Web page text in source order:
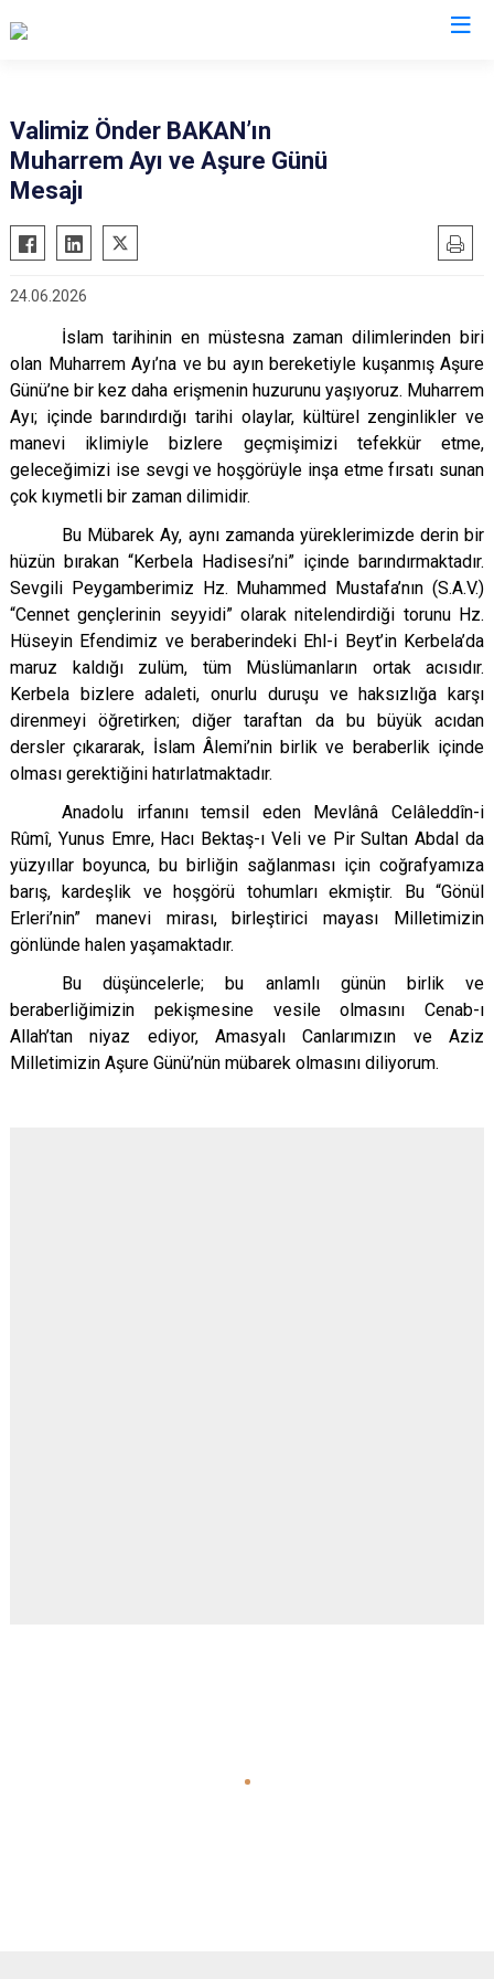
Valimiz Önder BAKAN’ın
Muharrem Ayı ve Aşure Günü
Mesajı
24.06.2026
İslam tarihinin en müstesna zaman dilimlerinden biri
olan Muharrem Ayı’na ve bu ayın bereketiyle kuşanmış Aşure
Günü’ne bir kez daha erişmenin huzurunu yaşıyoruz. Muharrem
Ayı; içinde barındırdığı tarihi olaylar, kültürel zenginlikler ve
manevi iklimiyle bizlere geçmişimizi tefekkür etme,
geleceğimizi ise sevgi ve hoşgörüyle inşa etme fırsatı sunan
çok kıymetli bir zaman dilimidir.
Bu Mübarek Ay, aynı zamanda yüreklerimizde derin bir
hüzün bırakan “Kerbela Hadisesi’ni” içinde barındırmaktadır.
Sevgili Peygamberimiz Hz. Muhammed Mustafa’nın (S.A.V.)
“Cennet gençlerinin seyyidi” olarak nitelendirdiği torunu Hz.
Hüseyin Efendimiz ve beraberindeki Ehl-i Beyt’in Kerbela’da
maruz kaldığı zulüm, tüm Müslümanların ortak acısıdır.
Kerbela bizlere adaleti, onurlu duruşu ve haksızlığa karşı
direnmeyi öğretirken; diğer taraftan da bu büyük acıdan
dersler çıkararak, İslam Âlemi’nin birlik ve beraberlik içinde
olması gerektiğini hatırlatmaktadır.
Anadolu irfanını temsil eden Mevlânâ Celâleddîn-i
Rûmî, Yunus Emre, Hacı Bektaş-ı Veli ve Pir Sultan Abdal da
yüzyıllar boyunca, bu birliğin sağlanması için coğrafyamıza
barış, kardeşlik ve hoşgörü tohumları ekmiştir. Bu “Gönül
Erleri’nin” manevi mirası, birleştirici mayası Milletimizin
gönlünde halen yaşamaktadır.
Bu düşüncelerle; bu anlamlı günün birlik ve
beraberliğimizin pekişmesine vesile olmasını Cenab-ı
Allah’tan niyaz ediyor, Amasyalı Canlarımızın ve Aziz
Milletimizin Aşure Günü’nün mübarek olmasını diliyorum.